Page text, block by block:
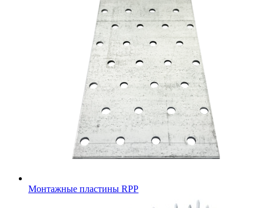
Монтажные пластины RPP